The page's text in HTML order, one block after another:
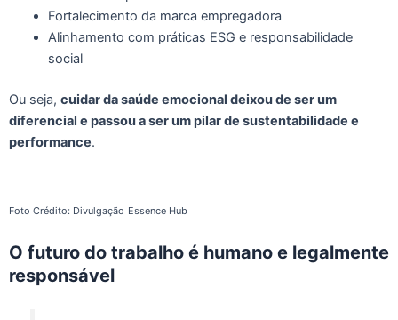
Fortalecimento da marca empregadora
Alinhamento com práticas ESG e responsabilidade
social
Ou seja, cuidar da saúde emocional deixou de ser um
diferencial e passou a ser um pilar de sustentabilidade e
performance.
Foto Crédito: Divulgação Essence Hub
O futuro do trabalho é humano e legalmente
responsável